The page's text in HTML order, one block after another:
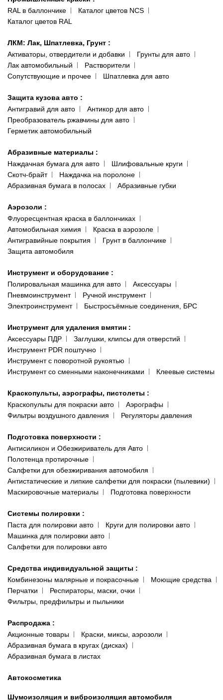
RAL в баллончике
Каталог цветов NCS
Каталог цветов RAL
ЛКМ: Лак, Шпатлевка, Грунт :
Активаторы, отвердители и добавки
Грунты для авто
Лак автомобильный
Растворители
Сопутствующие и прочее
Шпатлевка для авто
Защита кузова авто :
Антигравий для авто
Антикор для авто
Преобразователь ржавчины для авто
Герметик автомобильный
Абразивные материалы :
Наждачная бумага для авто
Шлифовальные круги
Скотч-брайт
Наждачка на поролоне
Абразивная бумага в полосах
Абразивные губки
Аэрозоли :
Флуоресцентная краска в баллончиках
Автомобильная химия
Краска в аэрозоле
Антигравийные покрытия
Грунт в баллончике
Защита автомобиля
Инструмент и оборудование :
Полировальная машинка для авто
Аксессуары
Пневмоинструмент
Ручной инструмент
Электроинструмент
Быстросъёмные соединения, БРС
Инструмент для удаления вмятин :
Аксессуары ПДР
Заглушки, клипсы для отверстий
Инструмент PDR поштучно
Инструмент с поворотной рукоятью
Инструмент со сменными наконечниками
Клеевые системы
Краскопульты, аэрографы, пистолеты :
Краскопульты для покраски авто
Аэрографы
Фильтры воздушного давления
Регуляторы давления
Подготовка поверхности :
Антисиликон и Обезжириватель для Авто
Полотенца протирочные
Салфетки для обезжиривания автомобиля
Антистатические и липкие салфетки для покраски (пылевики)
Маскировочные материалы
Подготовка поверхности
Системы полировки :
Паста для полировки авто
Круги для полировки авто
Машинка для полировки авто
Салфетки для полировки авто
Средства индивидуальной защиты :
Комбинезоны малярные и покрасочные
Моющие средства
Перчатки
Респираторы, маски, очки
Фильтры, предфильтры и пыльники
Распродажа :
Акционные товары
Краски, миксы, аэрозоли
Абразивная бумага в кругах (дисках)
Абразивная бумага в листах
Автокосметика
Шумоизоляция и виброизоляция автомобиля